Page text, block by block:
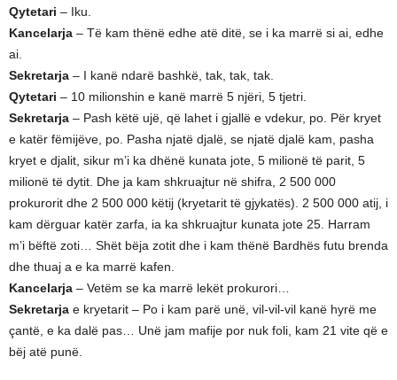
Qytetari – Iku.
Kancelarja – Të kam thënë edhe atë ditë, se i ka marrë si ai, edhe
ai.
Sekretarja – I kanë ndarë bashkë, tak, tak, tak.
Qytetari – 10 milionshin e kanë marrë 5 njëri, 5 tjetri.
Sekretarja – Pash këtë ujë, që lahet i gjallë e vdekur, po. Për kryet
e katër fëmijëve, po. Pasha njatë djalë, se njatë djalë kam, pasha
kryet e djalit, sikur m’i ka dhënë kunata jote, 5 milionë të parit, 5
milionë të dytit. Dhe ja kam shkruajtur në shifra, 2 500 000
prokurorit dhe 2 500 000 këtij (kryetarit të gjykatës). 2 500 000 atij, i
kam dërguar katër zarfa, ia ka shkruajtur kunata jote 25. Harram
m’i bëftë zoti… Shët bëja zotit dhe i kam thënë Bardhës futu brenda
dhe thuaj a e ka marrë kafen.
Kancelarja – Vetëm se ka marrë lekët prokurori…
Sekretarja e kryetarit – Po i kam parë unë, vil-vil-vil kanë hyrë me
çantë, e ka dalë pas… Unë jam mafije por nuk foli, kam 21 vite që e
bëj atë punë.